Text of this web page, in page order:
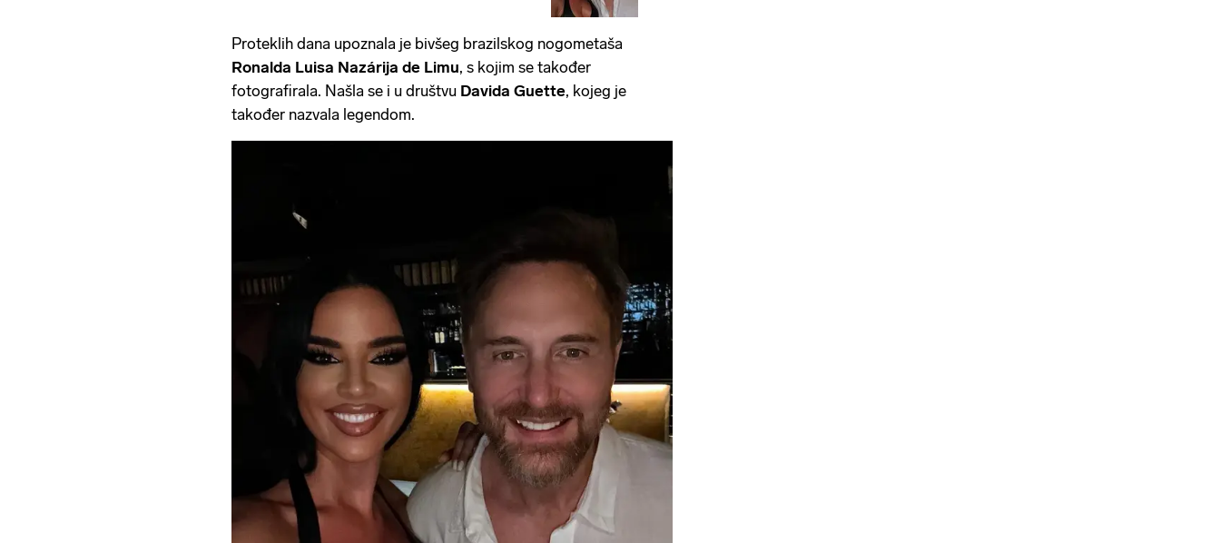
Proteklih dana upoznala je bivšeg brazilskog nogometaša
Ronalda Luisa Nazárija de Limu, s kojim se također
fotografirala. Našla se i u društvu Davida Guette, kojeg je
također nazvala legendom.